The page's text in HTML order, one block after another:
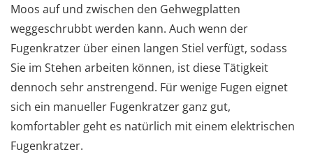
Moos auf und zwischen den Gehwegplatten
weggeschrubbt werden kann. Auch wenn der
Fugenkratzer über einen langen Stiel verfügt, sodass
Sie im Stehen arbeiten können, ist diese Tätigkeit
dennoch sehr anstrengend. Für wenige Fugen eignet
sich ein manueller Fugenkratzer ganz gut,
komfortabler geht es natürlich mit einem elektrischen
Fugenkratzer.